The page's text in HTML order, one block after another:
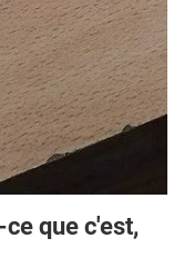
que c'est,